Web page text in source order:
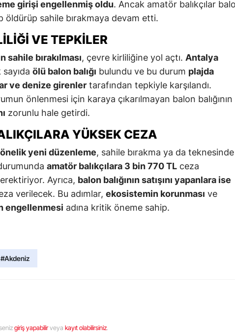
girişi engellenmiş oldu. Ancak amatör balıkçılar
öldürüp sahile bırakmaya devam etti.
VE TEPKILER
sahile bırakılması, çevre kirliliğine yol açtı. Antalya
ölü balon balığı bulundu ve bu durum plajda
ve denize girenler tarafından tepkiyle karşılandı.
önlenmesi için karaya çıkarılmayan balon balığının
zorunlu hale getirdi.
YÜKSEK CEZA
yeni düzenleme, sahile bırakma ya da teknesinde
amatör balıkçılara 3 bin 770 TL ceza
Ayrıca, balon balığının satışını yapanlara ise
verilecek. Bu adımlar, ekosistemin korunması ve
engellenmesi adına kritik öneme sahip.
#Akdeniz
giriş yapabilirveya kayıt olabilirsiniz.